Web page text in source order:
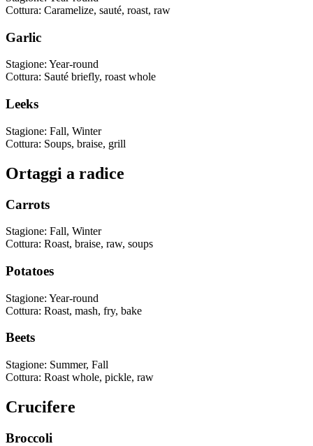
Cottura: Caramelize, sauté, roast, raw
Garlic
Stagione: Year-round
Cottura: Sauté briefly, roast whole
Leeks
Stagione: Fall, Winter
Cottura: Soups, braise, grill
Ortaggi a radice
Carrots
Stagione: Fall, Winter
Cottura: Roast, braise, raw, soups
Potatoes
Stagione: Year-round
Cottura: Roast, mash, fry, bake
Beets
Stagione: Summer, Fall
Cottura: Roast whole, pickle, raw
Crucifere
Broccoli